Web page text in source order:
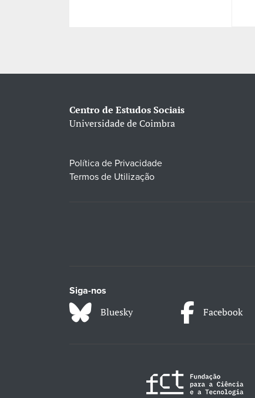
Centro de Estudos Sociais
Universidade de Coimbra
Política de Privacidade
Termos de Utilização
Siga-nos
Bluesky Facebook